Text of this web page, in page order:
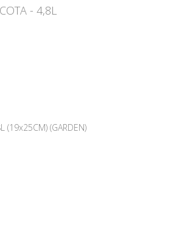
- 4,8L
(19x25CM) (GARDEN)